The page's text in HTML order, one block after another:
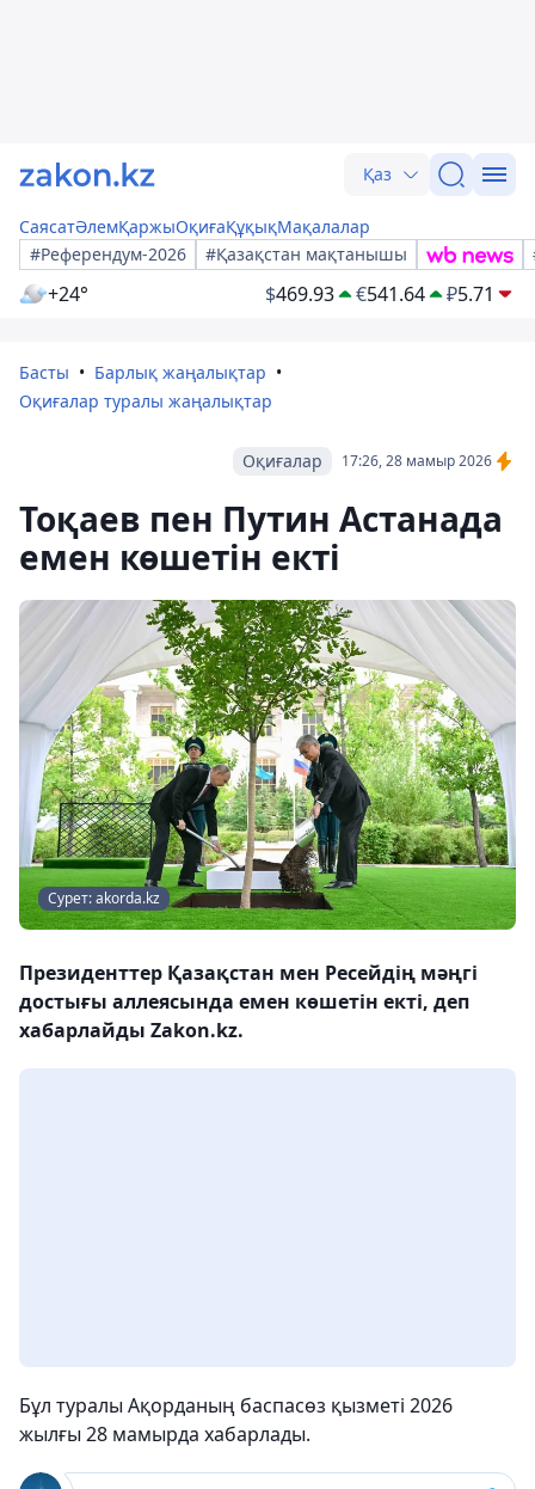
Қаз
СаясатӘлемҚаржыОқиғаҚұқықМақалалар
#Референдум-2026
#Қазақстан мақтанышы
+24° $469.93 €541.64 ₽5.71
Басты
Барлық жаңалықтар
Оқиғалар туралы жаңалықтар
17:26, 28 мамыр 2026
Оқиғалар
Тоқаев пен Путин Астанада
емен көшетін екті
Сурет: akorda.kz
Президенттер Қазақстан мен Ресейдің мәңгі
достығы аллеясында емен көшетін екті, деп
хабарлайды Zakon.kz.
Бұл туралы Ақорданың баспасөз қызметі 2026
жылғы 28 мамырда хабарлады.